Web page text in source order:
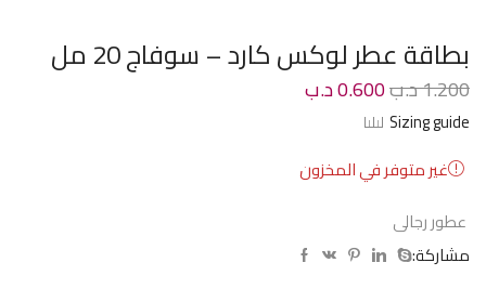
بطاقة عطر لوكس كارد – سوفاج 20 مل
1.200د.ب0.600د.ب
Sizing guide
غير متوفر في المخزون
عطور رجالى
مشاركة: